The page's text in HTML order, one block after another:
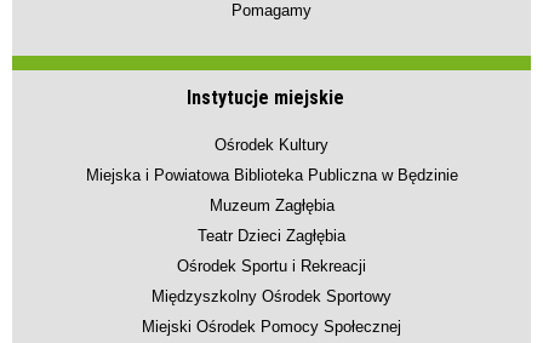
Pomagamy
Instytucje miejskie
Ośrodek Kultury
Miejska i Powiatowa Biblioteka Publiczna w Będzinie
Muzeum Zagłębia
Teatr Dzieci Zagłębia
Ośrodek Sportu i Rekreacji
Międzyszkolny Ośrodek Sportowy
Miejski Ośrodek Pomocy Społecznej